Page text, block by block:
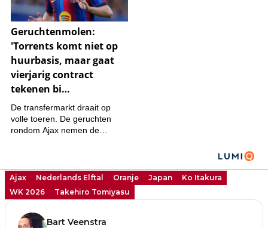
Ajax Nederlands Elftal Oranje Japan
Ko Itakura
WK 2026
Takehiro Tomiyasu
Bart Veenstra